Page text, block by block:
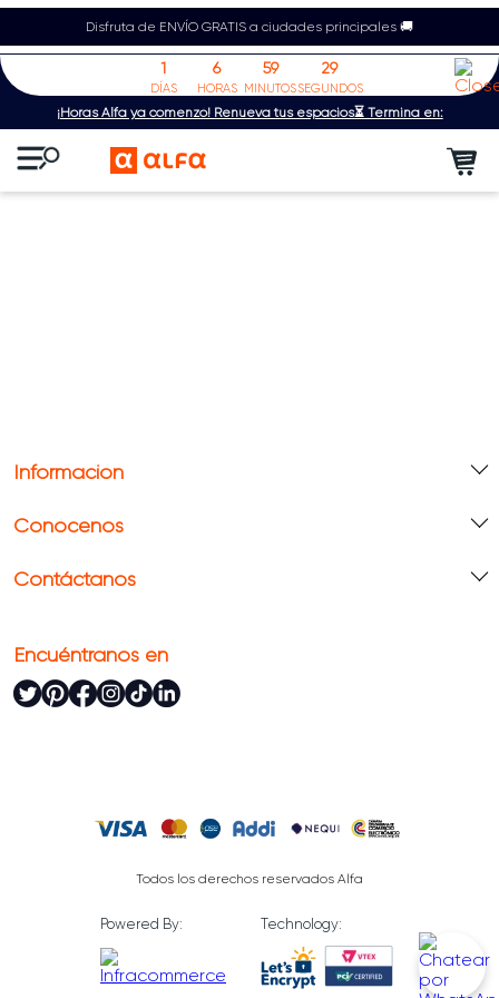
Disfruta de ENVÍO GRATIS a ciudades principales 🚚
¡Horas Alfa ya comenzó! Renueva tus espacios⏳ Termina en:
1
DÍAS
6
HORAS
59
MINUTOS
29
SEGUNDOS
Información
Conócenos
Contáctanos
Encuéntranos en
Todos los derechos reservados Alfa
Powered By: Technology: